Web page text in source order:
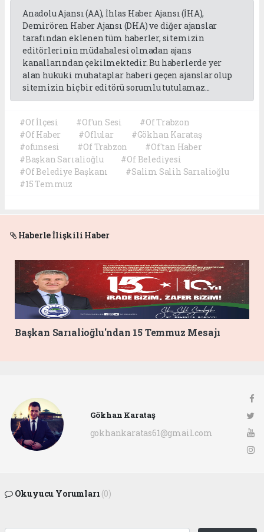
Anadolu Ajansı (AA), İhlas Haber Ajansı (İHA),
Demirören Haber Ajansı (DHA) ve diğer ajanslar
tarafından eklenen tüm haberler, sitemizin
editörlerinin müdahalesi olmadan ajans
kanallarından çekilmektedir. Bu haberlerde yer
alan hukuki muhataplar haberi geçen ajanslar olup
sitemizin hiç bir editörü sorumlu tutulamaz...
#Of İlçesi #Of'un Sesi
#Of Trabzon
#Of Haber
#Oflular
#Gökhan Karataş
#ofunsesi
#Of Trabzon
#Of'tan Haber
#Başkan Sarıalioğlu
#Of Belediyesi
#Of Belediye Başkanı
#Salim Salih Sarıalioğlu
#15 Temmuz
Haberle İlişkili Haber
Başkan Sarıalioğlu'ndan 15 Temmuz Mesajı
Gökhan Karataş
gokhankaratas61@gmail.com
Okuyucu Yorumları (0)